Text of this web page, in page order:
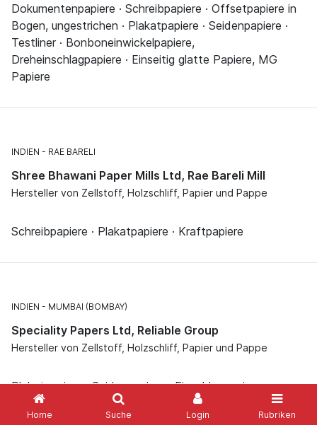
Home Suche Login Rubriken
Dokumentenpapiere · Schreibpapiere · Offsetpapiere in
Bogen, ungestrichen · Plakatpapiere · Seidenpapiere ·
Testliner · Bonboneinwickelpapiere,
Dreheinschlagpapiere · Einseitig glatte Papiere, MG
Papiere
INDIEN RAE BARELI
Shree Bhawani Paper Mills Ltd, Rae Bareli Mill
Hersteller von Zellstoff, Holzschliff, Papier und Pappe
Schreibpapiere · Plakatpapiere · Kraftpapiere
INDIEN MUMBAI (BOMBAY)
Speciality Papers Ltd, Reliable Group
Hersteller von Zellstoff, Holzschliff, Papier und Pappe
Plakatpapiere · Seidenpapiere · Einschlagpapiere ·
Kraftpapiere · Elektroisolierpapiere ·
Zwischenlageseidenpapiere